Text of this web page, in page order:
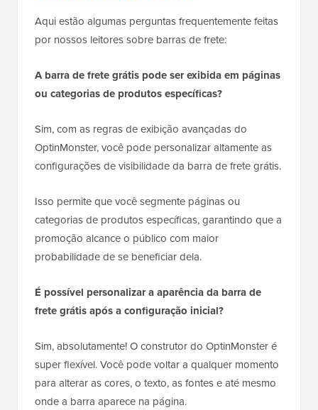
Aqui estão algumas perguntas frequentemente feitas
por nossos leitores sobre barras de frete:
A barra de frete grátis pode ser exibida em páginas
ou categorias de produtos específicas?
Sim, com as regras de exibição avançadas do
OptinMonster, você pode personalizar altamente as
configurações de visibilidade da barra de frete grátis.
Isso permite que você segmente páginas ou
categorias de produtos específicas, garantindo que a
promoção alcance o público com maior
probabilidade de se beneficiar dela.
É possível personalizar a aparência da barra de
frete grátis após a configuração inicial?
Sim, absolutamente! O construtor do OptinMonster é
super flexível. Você pode voltar a qualquer momento
para alterar as cores, o texto, as fontes e até mesmo
onde a barra aparece na página.